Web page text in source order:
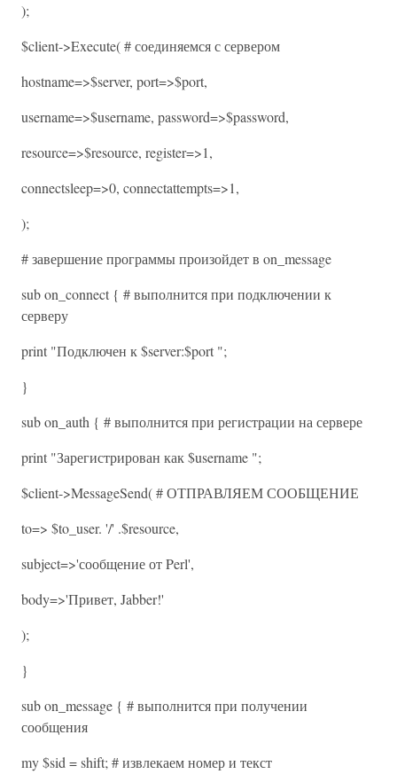
);
$client->Execute( # соединяемся с сервером
hostname=>$server, port=>$port,
username=>$username, password=>$password,
resource=>$resource, register=>1,
connectsleep=>0, connectattempts=>1,
);
# завершение программы произойдет в on_message
sub on_connect { # выполнится при подключении к
серверу
print "Подключен к $server:$port ";
}
sub on_auth { # выполнится при регистрации на сервере
print "Зарегистрирован как $username ";
$client->MessageSend( # ОТПРАВЛЯЕМ СООБЩЕНИЕ
to=> $to_user. '/' .$resource,
subject=>'сообщение от Perl',
body=>'Привет, Jabber!'
);
}
sub on_message { # выполнится при получении
сообщения
my $sid = shift; # извлекаем номер и текст